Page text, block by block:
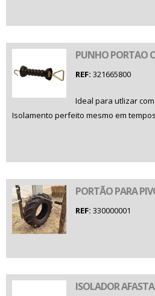
PUNHO PORTAO
REF: 321665800
Ideal para utlizar
Isolamento perfeito mesmo em
PORTÃO PARA
REF: 330000001
ISOLADOR